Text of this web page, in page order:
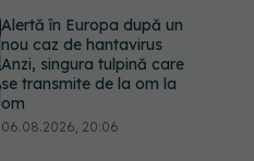
Alertă în Europa după un
nou caz de hantavirus
Anzi, singura tulpină care
se transmite de la om la
om
06.08.2026, 20:06